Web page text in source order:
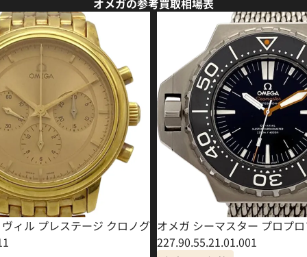
オメガの参考買取相場表
ィル プレステージ クロノグ オメガ シーマスター プロプ
227.90.55.21.01.001